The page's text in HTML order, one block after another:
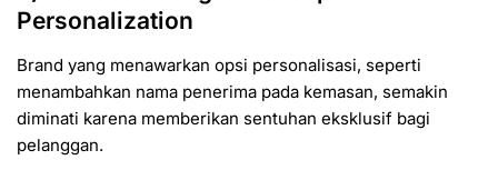
Personalization
Brand yang menawarkan opsi personalisasi, seperti
menambahkan nama penerima pada kemasan, semakin
diminati karena memberikan sentuhan eksklusif bagi
pelanggan.